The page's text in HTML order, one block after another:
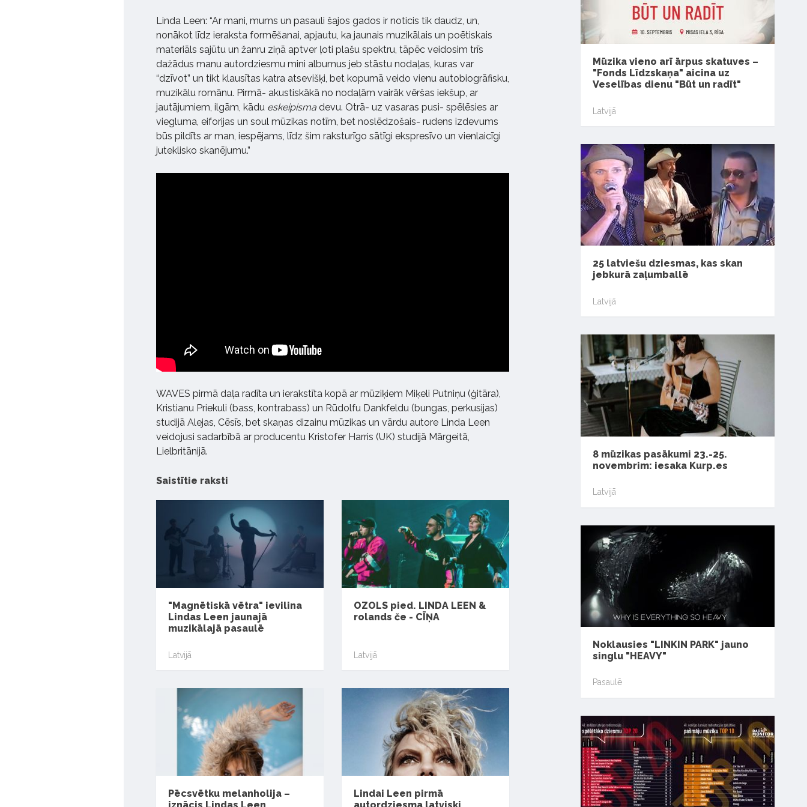
Linda Leen: “Ar mani, mums un pasauli šajos gados ir noticis tik daudz, un,
nonākot līdz ieraksta formēšanai, apjautu, ka jaunais muzikālais un poētiskais
materiāls sajūtu un žanru ziņā aptver ļoti plašu spektru, tāpēc veidosim trīs
dažādus manu autordziesmu mini albumus jeb stāstu nodaļas, kuras var
“dzīvot” un tikt klausītas katra atsevišķi, bet kopumā veido vienu autobiogrāfisku,
muzikālu romānu. Pirmā- akustiskākā no nodaļām vairāk vēršas iekšup, ar
jautājumiem, ilgām, kādu eskeipisma devu. Otrā- uz vasaras pusi- spēlēsies ar
viegluma, eiforijas un soul mūzikas notīm, bet noslēdzošais- rudens izdevums
būs pildīts ar man, iespējams, līdz šim raksturīgo sātīgi ekspresīvo un vienlaicīgi
juteklisko skanējumu.”
WAVES pirmā daļa radīta un ierakstīta kopā ar mūziķiem Miķeli Putniņu (ģitāra),
Kristianu Priekuli (bass, kontrabass) un Rūdolfu Dankfeldu (bungas, perkusijas)
studijā Alejas, Cēsīs, bet skaņas dizainu mūzikas un vārdu autore Linda Leen
veidojusi sadarbībā ar producentu Kristofer Harris (UK) studijā Mārgeitā,
Lielbritānijā.
Saistītie raksti
"Magnētiskā vētra" ievilina
Lindas Leen jaunajā
muzikālajā pasaulē
Latvijā
OZOLS pied. LINDA LEEN &
rolands če - CĪŅA
Latvijā
Pēcsvētku melanholija –
Lindai Leen pirmā
Mūzika vieno arī ārpus skatuves –
"Fonds Līdzskaņa" aicina uz
Veselības dienu "Būt un radīt"
Latvijā
25 latviešu dziesmas, kas skan
jebkurā zaļumballē
Latvijā
8 mūzikas pasākumi 23.-25.
novembrim: iesaka Kurp.es
Latvijā
Noklausies "LINKIN PARK" jauno
singlu "HEAVY"
Pasaulē